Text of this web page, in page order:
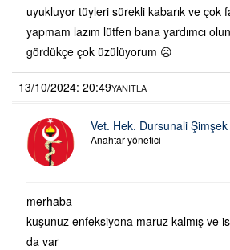
uyukluyor tüyleri sürekli kabarık ve çok
yapmam lazım lütfen bana yardımcı
gördükçe çok üzülüyorum ☹️
13/10/2024: 20:49YANITLA
Vet. Hek. Dursunali Şimşek
Anahtar yönetici
merhaba
kuşunuz enfeksiyona maruz kalmış ve
da var